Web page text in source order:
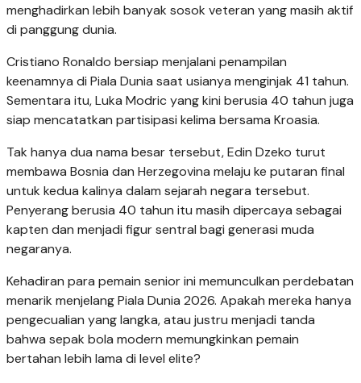
menghadirkan lebih banyak sosok veteran yang masih aktif
di panggung dunia.
Cristiano Ronaldo bersiap menjalani penampilan
keenamnya di Piala Dunia saat usianya menginjak 41 tahun.
Sementara itu, Luka Modric yang kini berusia 40 tahun juga
siap mencatatkan partisipasi kelima bersama Kroasia.
Tak hanya dua nama besar tersebut, Edin Dzeko turut
membawa Bosnia dan Herzegovina melaju ke putaran final
untuk kedua kalinya dalam sejarah negara tersebut.
Penyerang berusia 40 tahun itu masih dipercaya sebagai
kapten dan menjadi figur sentral bagi generasi muda
negaranya.
Kehadiran para pemain senior ini memunculkan perdebatan
menarik menjelang Piala Dunia 2026. Apakah mereka hanya
pengecualian yang langka, atau justru menjadi tanda
bahwa sepak bola modern memungkinkan pemain
bertahan lebih lama di level elite?